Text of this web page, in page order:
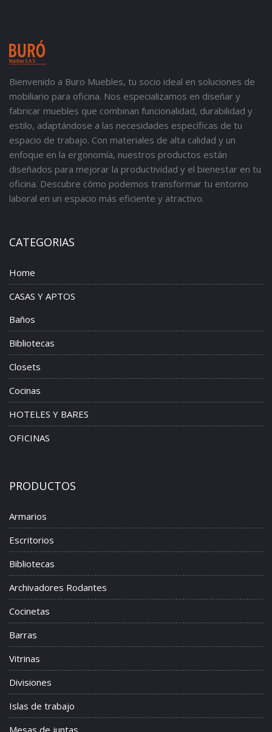
Bienvenido a Buro Muebles, tu socio ideal en soluciones de
mobiliario para oficina. Nos especializamos en diseñar y
fabricar muebles que combinan funcionalidad, durabilidad y
estilo, adaptándose a las necesidades específicas de tu
espacio de trabajo. Con materiales de alta calidad y un
enfoque en la ergonomía, nuestros productos están
diseñados para mejorar la productividad y el bienestar en tu
oficina. Descubre cómo podemos transformar tu entorno
laboral en un espacio más eficiente y atractivo.
CATEGORIAS
Home
CASAS Y APTOS
Baños
Bibliotecas
Closets
Cocinas
HOTELES Y BARES
OFICINAS
PRODUCTOS
Armarios
Escritorios
Bibliotecas
Archivadores Rodantes
Cocinetas
Barras
Vitrinas
Divisiones
Islas de trabajo